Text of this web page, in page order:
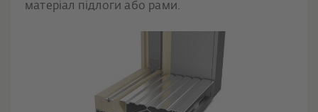
матеріал підлоги або рами.